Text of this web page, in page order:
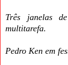
Três janelas
multitarefa.
Pedro Ken em